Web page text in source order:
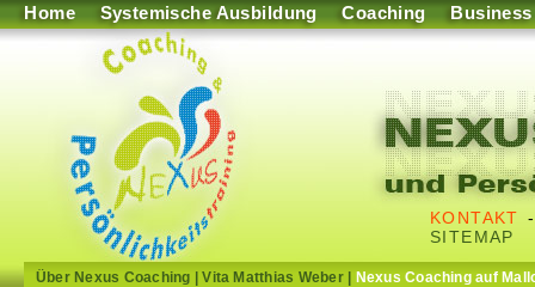
Home Systemische Ausbildung Coaching Business
KONTAKT
SITEMAP
Über Nexus Coaching |Vita Matthias Weber| Nexus Coaching auf